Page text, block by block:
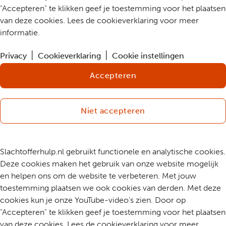
"Accepteren" te klikken geef je toestemming voor het plaatsen
van deze cookies. Lees de cookieverklaring voor meer
informatie.
Privacy Cookieverklaring Cookie instellingen
Accepteren
Niet accepteren
Slachtofferhulp.nl gebruikt functionele en analytische cookies.
Deze cookies maken het gebruik van onze website mogelijk
en helpen ons om de website te verbeteren. Met jouw
toestemming plaatsen we ook cookies van derden. Met deze
cookies kun je onze YouTube-video's zien. Door op
"Accepteren" te klikken geef je toestemming voor het plaatsen
van deze cookies. Lees de cookieverklaring voor meer